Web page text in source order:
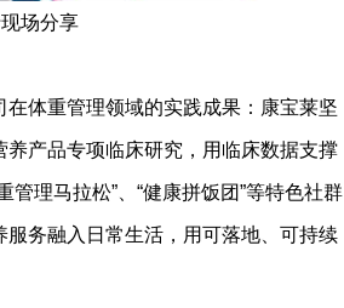
场分享
体重管理领域的实践成果：康宝莱坚
产品专项临床研究，用临床数据支撑
理马拉松”、“健康拼饭团”等特色社群
务融入日常生活，用可落地、可持续